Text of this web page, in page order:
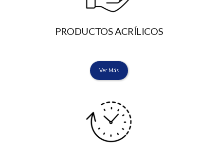
PRODUCTOS ACRÍLICOS
Ver Más